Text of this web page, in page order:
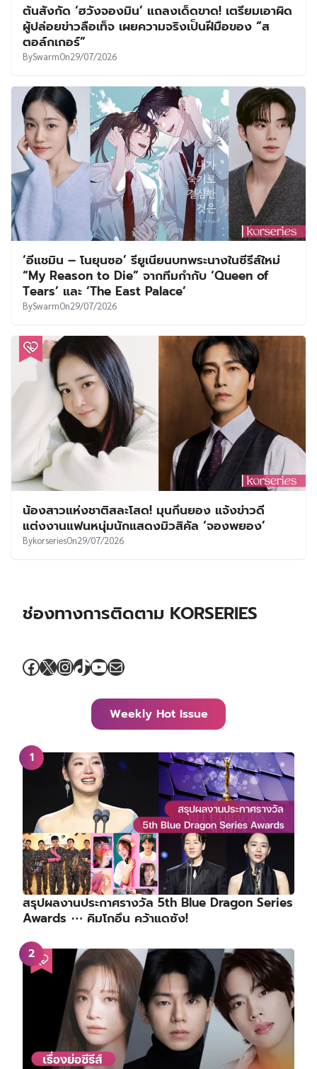
ต้นสังกัด ‘ฮวังจองมิน’ แถลงเด็ดขาด! เตรียมเอาผิด
ผู้ปล่อยข่าวลือเท็จ เผยความจริงเป็นฝีมือของ “ส
ตอล์กเกอร์”
BySwarmOn29/07/2026
‘อีแชมิน – โนยุนซอ’ รียูเนียนบทพระนางในซีรีส์ใหม่
“My Reason to Die” จากทีมกำกับ ‘Queen of
Tears’ และ ‘The East Palace’
BySwarmOn29/07/2026
น้องสาวแห่งชาติสละโสด! มุนกึนยอง แจ้งข่าวดี
แต่งงานแฟนหนุ่มนักแสดงมิวสิคัล ‘จองพยอง’
BykorseriesOn29/07/2026
ช่องทางการติดตาม KORSERIES
Facebook
X Instagram
TikTok
YouTube
Mail
Weekly Hot Issue
สรุปผลงานประกาศรางวัล 5th Blue Dragon Series
Awards ⋯ คิมโกอึน คว้าแดซัง!